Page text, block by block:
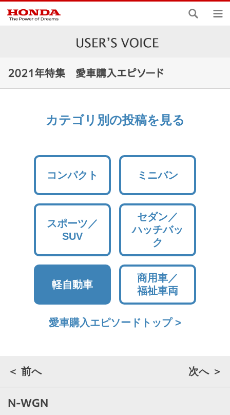
2021年特集 愛車購入エピソード
カテゴリ別の投稿を見る
コンパクト ミニバン
スポーツ／
SUV
セダン／
ハッチバッ
ク
軽自動車
商用車／
福祉車両
愛車購入エピソードトップ >
＜ 前へ 次へ ＞
N-WGN